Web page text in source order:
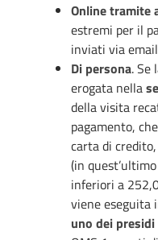
Online tramite
estremi per il
inviati via
Di persona. Se
erogata nella
della visita
pagamento,
carta di
(in
inferiori a
viene eseguita
uno dei